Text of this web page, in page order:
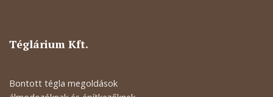
Téglárium Kft.
Bontott tégla megoldások